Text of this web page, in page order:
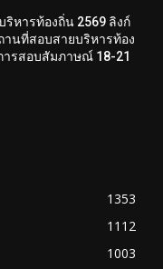
หารท้องถิ่น 2569 ลิงก์
านที่สอบสายบริหารท้อง
รสอบสัมภาษณ์ 18-21
1353
1112
1003